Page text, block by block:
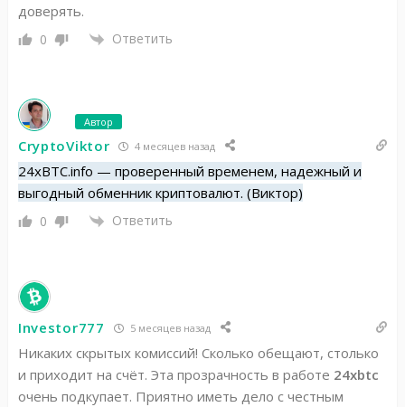
доверять.
0 Ответить
Автор
CryptoViktor 4 месяцев назад
24xBTC.info — проверенный временем, надежный и
выгодный обменник криптовалют. (Виктор)
0 Ответить
Investor777 5 месяцев назад
Никаких скрытых комиссий! Сколько обещают, столько
и приходит на счёт. Эта прозрачность в работе 24xbtc
очень подкупает. Приятно иметь дело с честным